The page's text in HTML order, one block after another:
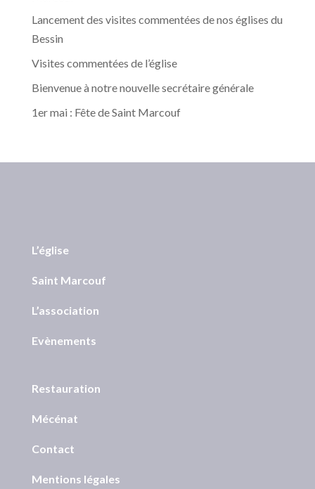
Lancement des visites commentées de nos églises du
Bessin
Visites commentées de l’église
Bienvenue à notre nouvelle secrétaire générale
1er mai : Fête de Saint Marcouf
L’église
Saint Marcouf
L’association
Evènements
Restauration
Mécénat
Contact
Mentions légales